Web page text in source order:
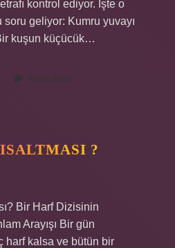
kontrol ediyor. İşte o
soru geliyor: Kumru yuvayı
kuşun küçücük…
Yorum Bırak
?
Bir Harf Dizisinin
Arayışı Bir gün
harf kalsa ve bütün bir